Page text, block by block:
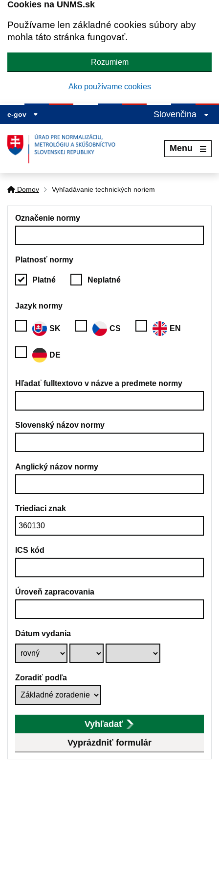
Cookies na UNMS.sk
Používame len základné cookies súbory aby
mohla táto stránka fungovať.
Rozumiem
Ako používame cookies
e-gov Slovenčina
Menu
Domov Vyhľadávanie technických noriem
Označenie normy
Platnosť normy
Platné Neplatné
Jazyk normy
SK CS EN
DE
Hľadať fulltextovo v názve a predmete normy
Slovenský názov normy
Anglický názov normy
Triediaci znak
ICS kód
Úroveň zapracovania
Dátum vydania
Zoradiť podľa
Vyhľadať
Vyprázdniť formulár